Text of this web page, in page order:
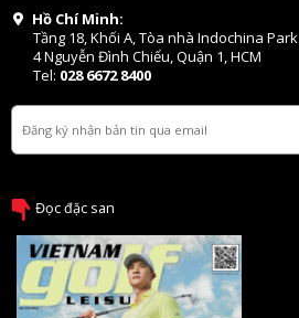
Hồ Chí Minh:
Tầng 18, Khối A, Tòa nhà Indochina Park
4 Nguyễn Đình Chiểu, Quận 1, HCM
Tel: 028 6672 8400
Đọc đặc san